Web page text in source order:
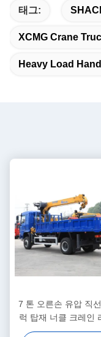
태그:
XCMG Crane
Heavy Load
7 톤 오른손 유압 직
럭 탑재 너클 크레인
시스템